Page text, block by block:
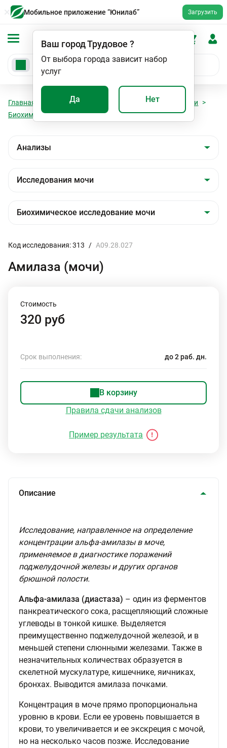
Мобильное приложение “Юнилаб” Загрузить
Ваш городТрудовое ?
От выбора города зависит набор
услуг
Да Нет
Главная Анализы
Исследования мочи
Биохимическое исследование мочи
Амилаза (мочи)
Код исследования: 313 / A09.28.027
Амилаза (мочи)
Стоимость
320 руб
Срок выполнения: до 2 раб. дн.
В корзину
Правила сдачи анализов
Пример результата
Описание
Исследование, направленное на определение
концентрации альфа-амилазы в моче,
применяемое в диагностике поражений
поджелудочной железы и других органов
брюшной полости.
Альфа-амилаза (диастаза) – один из ферментов
панкреатического сока, расщепляющий сложные
углеводы в тонкой кишке. Выделяется
преимущественно поджелудочной железой, и в
меньшей степени слюнными железами. Также в
незначительных количествах образуется в
скелетной мускулатуре, кишечнике, яичниках,
бронхах. Выводится амилаза почками.
Концентрация в моче прямо пропорциональна
уровню в крови. Если ее уровень повышается в
крови, то увеличивается и ее экскреция с мочой,
но на несколько часов позже. Исследование